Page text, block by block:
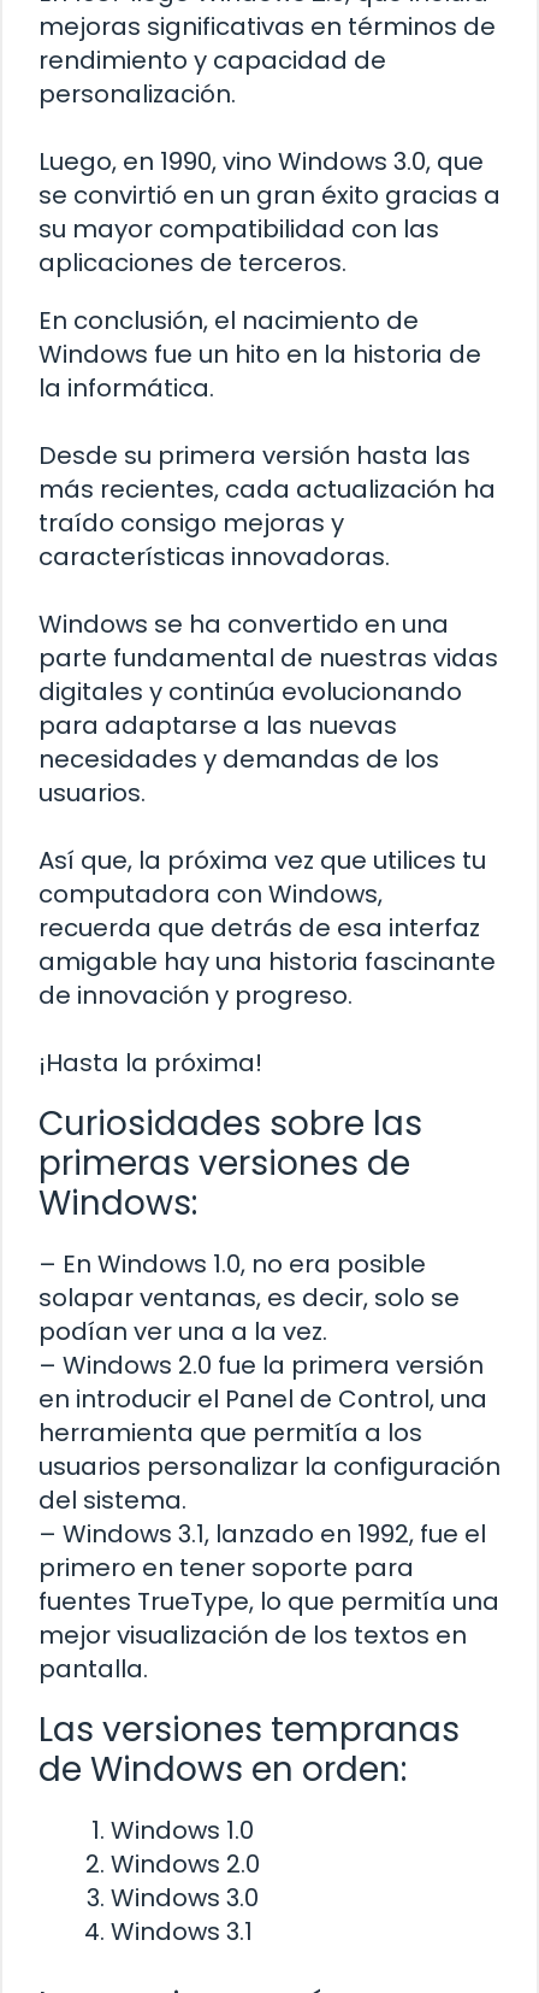
mejoras significativas en términos de
rendimiento y capacidad de
personalización.
Luego, en 1990, vino Windows 3.0, que
se convirtió en un gran éxito gracias a
su mayor compatibilidad con las
aplicaciones de terceros.
En conclusión, el nacimiento de
Windows fue un hito en la historia de
la informática.
Desde su primera versión hasta las
más recientes, cada actualización ha
traído consigo mejoras y
características innovadoras.
Windows se ha convertido en una
parte fundamental de nuestras vidas
digitales y continúa evolucionando
para adaptarse a las nuevas
necesidades y demandas de los
usuarios.
Así que, la próxima vez que utilices tu
computadora con Windows,
recuerda que detrás de esa interfaz
amigable hay una historia fascinante
de innovación y progreso.
¡Hasta la próxima!
Curiosidades sobre las
primeras versiones de
Windows:
– En Windows 1.0, no era posible
solapar ventanas, es decir, solo se
podían ver una a la vez.
– Windows 2.0 fue la primera versión
en introducir el Panel de Control, una
herramienta que permitía a los
usuarios personalizar la configuración
del sistema.
– Windows 3.1, lanzado en 1992, fue el
primero en tener soporte para
fuentes TrueType, lo que permitía una
mejor visualización de los textos en
pantalla.
Las versiones tempranas
de Windows en orden:
Windows 1.0
Windows 2.0
Windows 3.0
Windows 3.1